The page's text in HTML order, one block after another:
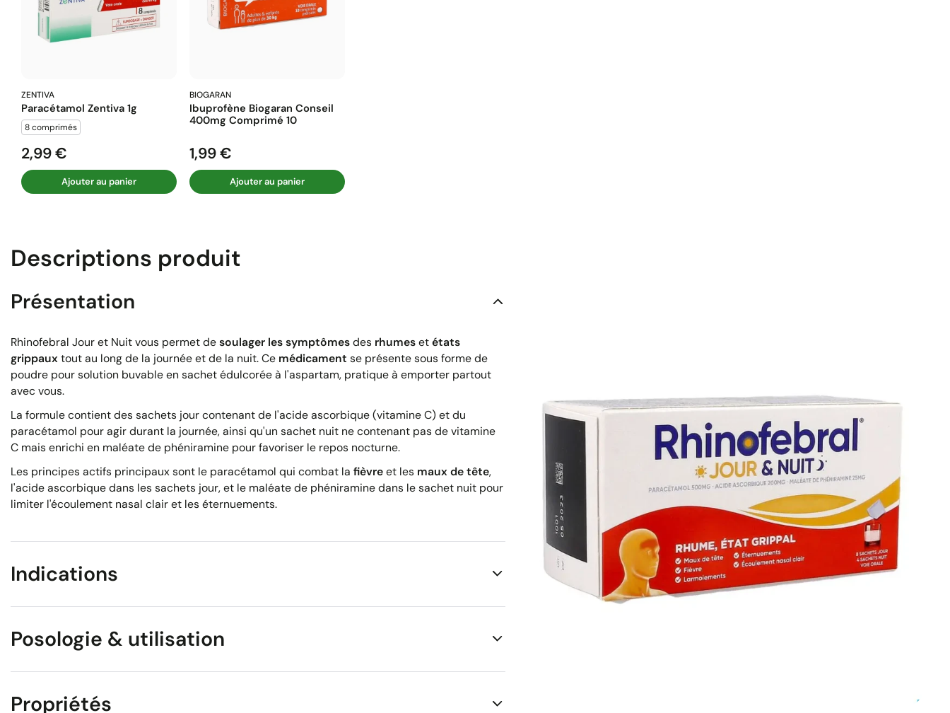
ZENTIVA
Paracétamol Zentiva 1g
8 comprimés
Prix
2,99 €
Ajouter au panier
BIOGARAN
Ibuprofène Biogaran Conseil
400mg Comprimé 10
Prix
1,99 €
Ajouter au panier
Descriptions produit
Présentation
Rhinofebral Jour et Nuit vous permet desoulager les symptômesdes rhumesetétats
grippaux tout au long de la journée et de la nuit. Ce médicament se présente sous forme de
poudre pour solution buvable en sachet édulcorée à l'aspartam, pratique à emporter partout
avec vous.
La formule contient des sachets jour contenant de l'acide ascorbique (vitamine C) et du
paracétamol pour agir durant la journée, ainsi qu'un sachet nuit ne contenant pas de vitamine
C mais enrichi en maléate de phéniramine pour favoriser le repos nocturne.
Les principes actifs principaux sont le paracétamol qui combat la fièvreet les maux de tête,
l'acide ascorbique dans les sachets jour, et le maléate de phéniramine dans le sachet nuit pour
limiter l'écoulement nasal clair et les éternuements.
Indications
Posologie & utilisation
Propriétés